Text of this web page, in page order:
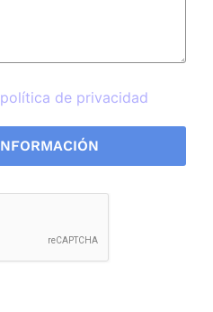
política de privacidad